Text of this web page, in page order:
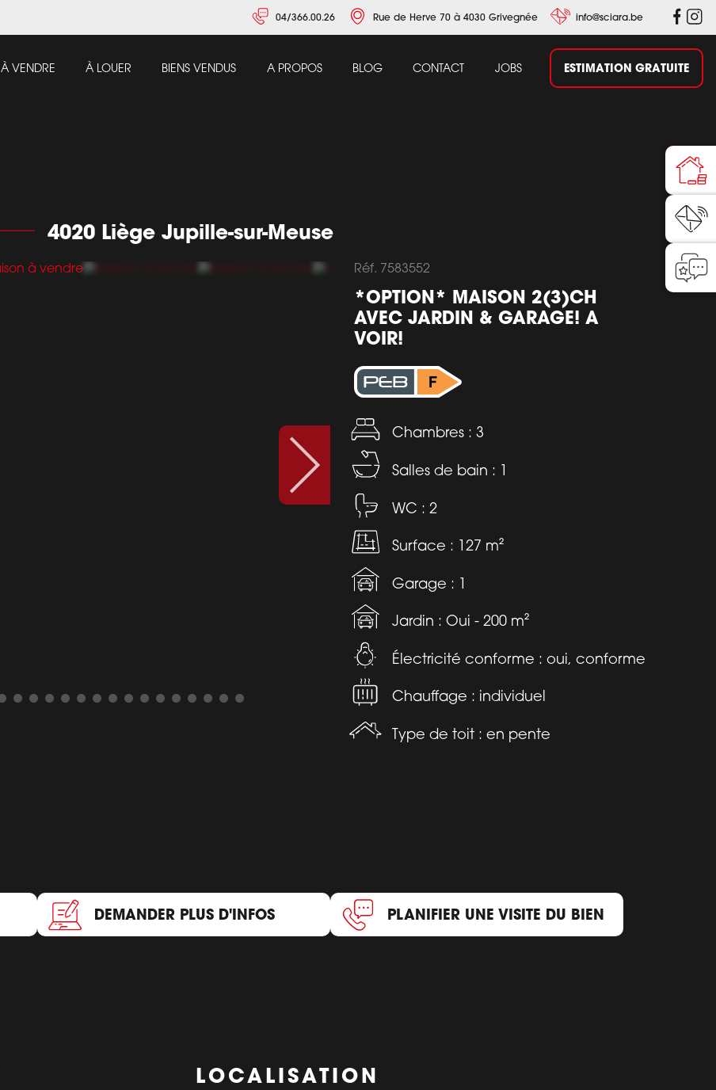
04/366.00.26 Rue de Herve 70 à 4030 Grivegnée info@sciara.be
À VENDRE À LOUER BIENS VENDUS A PROPOS BLOG CONTACT JOBS ESTIMATION GRATUITE
4020 Liège Jupille-sur-Meuse
Réf. 7583552
*OPTION* MAISON 2(3)CH
AVEC JARDIN & GARAGE! A
VOIR!
Chambres : 3
Salles de bain : 1
WC : 2
Surface : 127 m²
Garage : 1
Jardin : Oui - 200 m²
Électricité conforme : oui, conforme
Chauffage : individuel
Type de toit : en pente
DEMANDER PLUS D'INFOS PLANIFIER UNE VISITE DU BIEN
LOCALISATION